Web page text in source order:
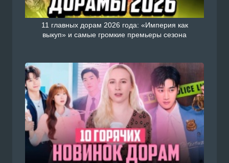
11 главных дорам 2026 года: «Империя как
выкуп» и самые громкие премьеры сезона